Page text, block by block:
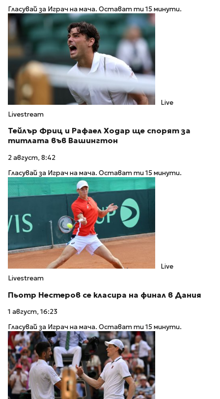
Гласувай за Играч на мача. Остават ти 15 минути.
Live
Livestream
Тейлър Фриц и Рафаел Ходар ще спорят за
титлата във Вашингтон
2 август, 8:42
Гласувай за Играч на мача. Остават ти 15 минути.
Live
Livestream
Пьотр Нестеров се класира на финал в Дания
1 август, 16:23
Гласувай за Играч на мача. Остават ти 15 минути.